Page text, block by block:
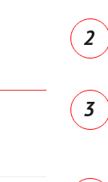
2
3